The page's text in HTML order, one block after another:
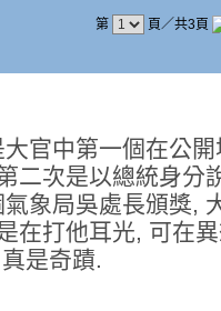
第 頁／共3頁
大官中第一個在公
二次是以總統身
氣象局吳處長頒獎,
在打他耳光, 可在
是奇蹟.